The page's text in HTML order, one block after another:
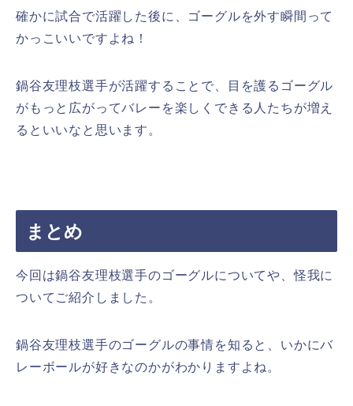
確かに試合で活躍した後に、ゴーグルを外す瞬間って
かっこいいですよね！
鍋谷友理枝選手が活躍することで、目を護るゴーグル
がもっと広がってバレーを楽しくできる人たちが増え
るといいなと思います。
まとめ
今回は鍋谷友理枝選手のゴーグルについてや、怪我に
ついてご紹介しました。
鍋谷友理枝選手のゴーグルの事情を知ると、いかにバ
レーボールが好きなのかがわかりますよね。